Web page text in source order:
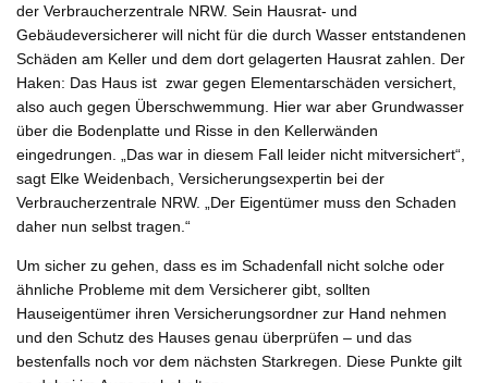
der Verbraucherzentrale NRW. Sein Hausrat- und
Gebäudeversicherer will nicht für die durch Wasser entstandenen
Schäden am Keller und dem dort gelagerten Hausrat zahlen. Der
Haken: Das Haus ist zwar gegen Elementarschäden versichert,
also auch gegen Überschwemmung. Hier war aber Grundwasser
über die Bodenplatte und Risse in den Kellerwänden
eingedrungen. „Das war in diesem Fall leider nicht mitversichert“,
sagt Elke Weidenbach, Versicherungsexpertin bei der
Verbraucherzentrale NRW. „Der Eigentümer muss den Schaden
daher nun selbst tragen.“
Um sicher zu gehen, dass es im Schadenfall nicht solche oder
ähnliche Probleme mit dem Versicherer gibt, sollten
Hauseigentümer ihren Versicherungsordner zur Hand nehmen
und den Schutz des Hauses genau überprüfen – und das
bestenfalls noch vor dem nächsten Starkregen. Diese Punkte gilt